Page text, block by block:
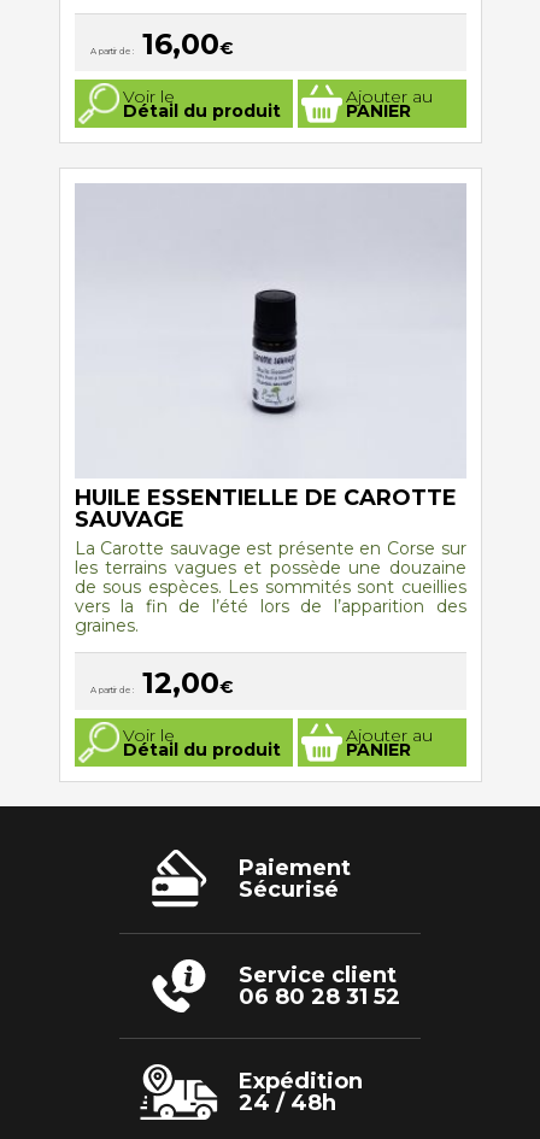
A partir de : 16,00€
Voir le
Détail du produit
Ajouter au
PANIER
Ce
produit
a
plusieurs
Les
options
HUILE ESSENTIELLE DE CAROTTE
SAUVAGE
La Carotte sauvage est présente en Corse sur
les terrains vagues et possède une douzaine
de sous espèces. Les sommités sont cueillies
vers la fin de l’été lors de l’apparition des
graines.
A partir de : 12,00€
Voir le
Détail du produit
Ajouter au
PANIER
Ce
produit
a
plusieurs
Les
Paiement
Sécurisé
Service client
06 80 28 31 52
Expédition
24 / 48h